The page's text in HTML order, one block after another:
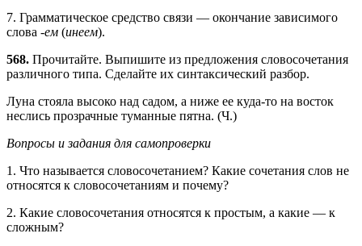
7. Грамматическое средство связи — окончание зависимого
слова -ем (инеем).
568. Прочитайте. Выпишите из предложения словосочетания
различного типа. Сделайте их синтаксический разбор.
Луна стояла высоко над садом, а ниже ее куда-то на восток
неслись прозрачные туманные пятна. (Ч.)
Вопросы и задания для самопроверки
1. Что называется словосочетанием? Какие сочетания слов не
относятся к словосочетаниям и почему?
2. Какие словосочетания относятся к простым, а какие — к
сложным?